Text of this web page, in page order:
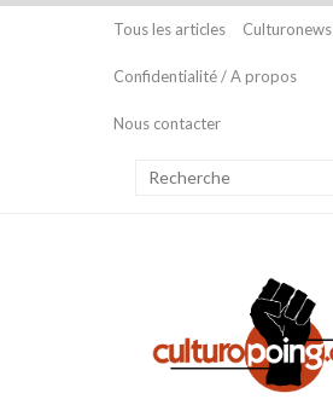
Tous les articles Culturonews
Confidentialité / A propos
Nous contacter